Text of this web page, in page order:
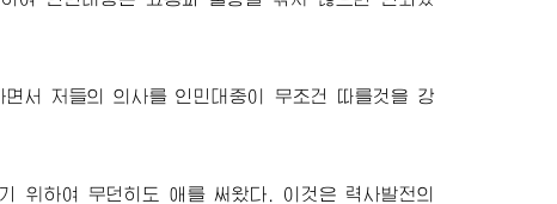
서 저들의 의사를 인민대중이 무조건 따를것을 강
위하여 무던히도 애를 써왔다. 이것은 력사발전의